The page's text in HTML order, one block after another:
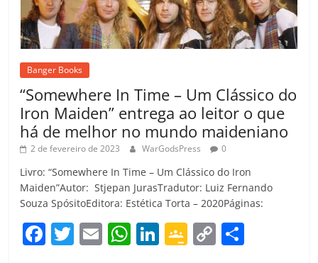
Banger Books
“Somewhere In Time – Um Clássico do
Iron Maiden” entrega ao leitor o que
há de melhor no mundo maideniano
2 de fevereiro de 2023 WarGodsPress 0
Livro: “Somewhere In Time – Um Clássico do Iron
Maiden”Autor: Stjepan JurasTradutor: Luiz Fernando
Souza SpósitoEditora: Estética Torta – 2020Páginas:
F T E W Li G C